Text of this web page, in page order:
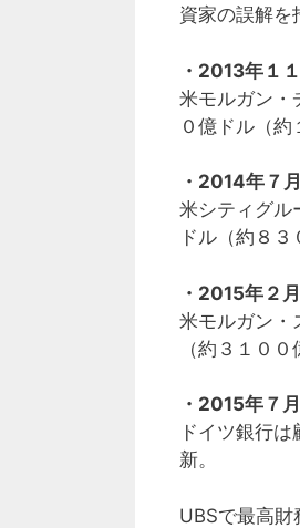
資家の誤解を
・2013年１
米モルガン・
０億ドル（約
・2014年７月
米シティグル
ドル（約８
・2015年２月
米モルガン・
（約３１０
・2015年７
ドイツ銀行
新。
UBSで最高